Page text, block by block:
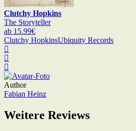
Clutchy Hopkins
The Storyteller
ab 15.99€
Clutchy HopkinsUbiquity Records
Author
Fabian Heinz
Weitere Reviews